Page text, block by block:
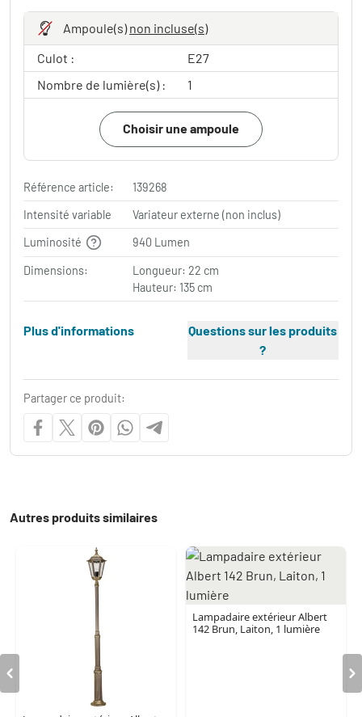
Ampoule(s)non incluse(s)
Culot :
E27
Nombre de lumière(s) :
1
Choisir une ampoule
Référence article:
139268
Intensité variable
Variateur externe (non inclus)
Luminosité
940 Lumen
Dimensions:
Longueur: 22 cm
Hauteur: 135 cm
Plus d'informations
Questions sur les produits
?
Partager ce produit:
Autres produits similaires
Lampadaire extérieur Albert
142 Brun, Laiton, 1 lumière